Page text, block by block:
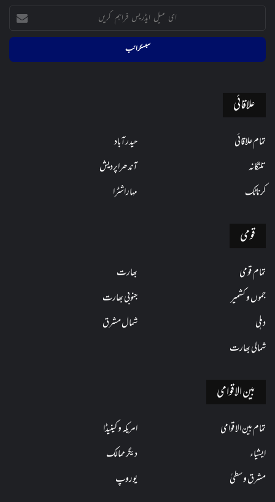
ایڈریس
کریں
علاقائی
تمام علاقائی
حیدرآباد
تلنگانہ
آندھراپردیش
کرناٹک
مہاراشٹرا
قومی
تمام قومی
بھارت
جموں و کشمیر
جنوبی بھارت
دہلی
شمال مشرق
شمالی بھارت
بین الاقوامی
تمام بین الاقوامی
امریکہ و کینیڈا
ایشیاء
دیگر ممالک
مشرق وسطیٰ
یوروپ